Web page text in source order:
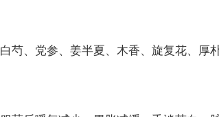
、党参、姜半夏、木香、旋复花、厚朴